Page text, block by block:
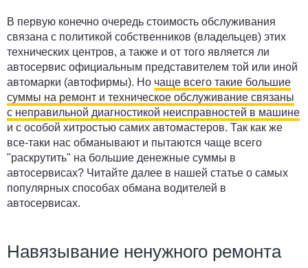
В первую конечно очередь стоимость обслуживания
связана с политикой собственников (владельцев) этих
технических центров, а также и от того является ли
автосервис официальным представителем той или иной
автомарки (автофирмы). Но чаще всего такие большие
суммы на ремонт и техническое обслуживание связаны
с неправильной диагностикой неисправностей в машине
и с особой хитростью самих автомастеров. Так как же
все-таки нас обманывают и пытаются чаще всего
"раскрутить" на большие денежные суммы в
автосервисах? Читайте далее в нашей статье о самых
популярных способах обмана водителей в
автосервисах.
Навязывание ненужного ремонта